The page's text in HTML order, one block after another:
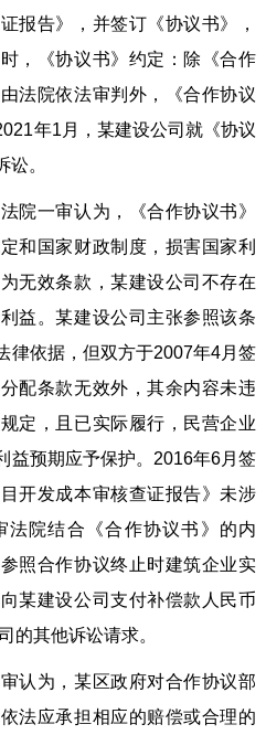
报告》，并签订《协议书》，
，《协议书》约定：除《合作
法院依法审判外，《合作协议
年1月，某建设公司就《协议
。
一审认为，《合作协议书》
和国家财政制度，损害国家利
无效条款，某建设公司不存在
益。某建设公司主张参照该条
律依据，但双方于2007年4月签
配条款无效外，其余内容未违
定，且已实际履行，民营企业
益预期应予保护。2016年6月签
开发成本审核查证报告》未涉
法院结合《合作协议书》的内
照合作协议终止时建筑企业实
某建设公司支付补偿款人民币
的其他诉讼请求。
为，某区政府对合作协议部
法应承担相应的赔偿或合理的